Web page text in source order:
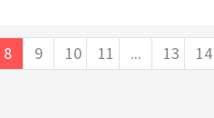
8 9 10 11 ... 13 14